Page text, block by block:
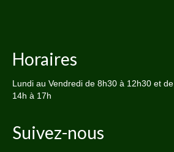
Horaires
Lundi au Vendredi de 8h30 à 12h30 et de
14h à 17h
Suivez-nous